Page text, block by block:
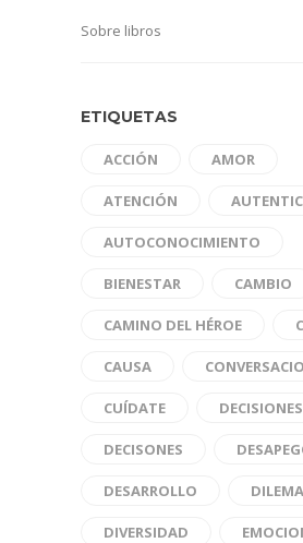
Sobre libros
ETIQUETAS
ACCIÓN AMOR
ATENCIÓN
AUTOCONOCIMIENTO
BIENESTAR CAMBIO
CAMINO DEL HÉROE
CAUSA
CUÍDATE DECISIONES
DECISONES
DESARROLLO
DIVERSIDAD